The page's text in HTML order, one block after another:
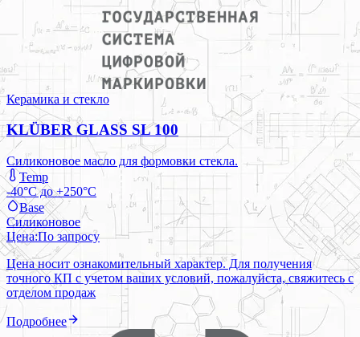
Керамика и стекло
KLÜBER GLASS SL 100
Силиконовое масло для формовки стекла.
Temp
-40°C до +250°C
Base
Силиконовое
Цена:По запросу
Цена носит ознакомительный характер. Для получения
точного КП с учетом ваших условий, пожалуйста, свяжитесь с
отделом продаж
Подробнее